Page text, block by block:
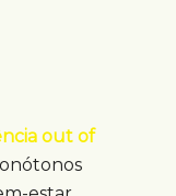
out of